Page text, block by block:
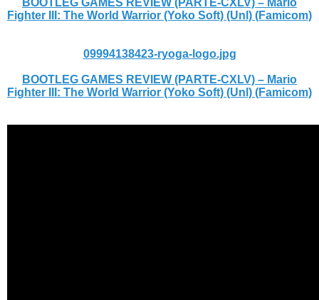
Fighter III: The World Warrior (Yoko Soft) (Unl) (Famicom)
09994138423-ryoga-logo.jpg
BOOTLEG GAMES REVIEW (PARTE-CXLV) – Mario
Fighter III: The World Warrior (Yoko Soft) (Unl) (Famicom)